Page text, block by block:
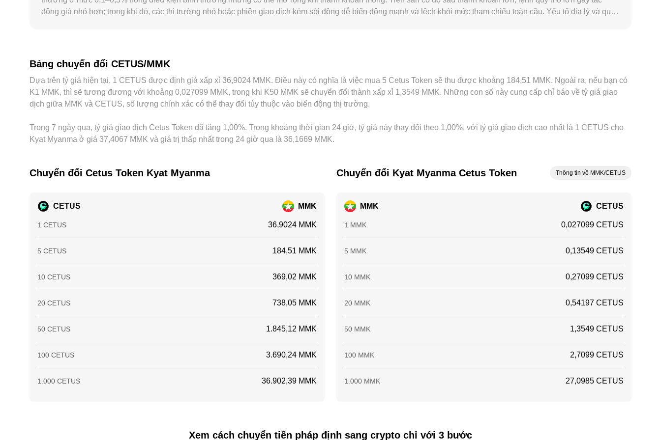
động giá nhỏ hơn; trong khi đó, các thị trường nhỏ hoặc phiên giao dịch kém sôi động dễ biến động mạnh và lệch khỏi mức tham chiếu toàn cầu. Yếu tố địa lý và quy
Hoạt động arbitrage giữa các sàn giúp kéo các mức giá hội tụ theo thời gian bằng cách mua nơi rẻ và bán nơi đắt, nhưng không phải lúc nào cũng tức thì do chi phí
giao dịch, độ trễ chuyển tài sản và rủi ro thị trường, nên chênh lệch ngắn hạn vẫn có thể tồn tại.
Bảng chuyển đổi CETUS/MMK
Dựa trên tỷ giá hiện tại, 1 CETUS được định giá xấp xỉ 36,9024 MMK. Điều này có nghĩa là việc mua 5 Cetus Token sẽ thu được khoảng 184,51 MMK. Ngoài ra, nếu bạn có
K1 MMK, thì sẽ tương đương với khoảng 0,027099 MMK, trong khi K50 MMK sẽ chuyển đổi thành xấp xỉ 1,3549 MMK. Những con số này cung cấp chỉ báo về tỷ giá giao
dịch giữa MMK và CETUS, số lượng chính xác có thể thay đổi tùy thuộc vào biến động thị trường.
Trong 7 ngày qua, tỷ giá giao dịch Cetus Token đã tăng 1,00%. Trong khoảng thời gian 24 giờ, tỷ giá này thay đổi theo 1,00%, với tỷ giá giao dịch cao nhất là 1 CETUS cho
Kyat Myanma ở giá 37,4067 MMK và giá trị thấp nhất trong 24 giờ qua là 36,1669 MMK.
Chuyển đổi Cetus Token Kyat Myanma
CETUS MMK
1 CETUS 36,9024 MMK
5 CETUS 184,51 MMK
10 CETUS 369,02 MMK
20 CETUS 738,05 MMK
50 CETUS 1.845,12 MMK
100 CETUS 3.690,24 MMK
1.000 CETUS 36.902,39 MMK
Chuyển đổi Kyat Myanma Cetus Token Thông tin về MMK/CETUS
MMK CETUS
1 MMK 0,027099 CETUS
5 MMK 0,13549 CETUS
10 MMK 0,27099 CETUS
20 MMK 0,54197 CETUS
50 MMK 1,3549 CETUS
100 MMK 2,7099 CETUS
1.000 MMK 27,0985 CETUS
Xem cách chuyển tiền pháp định sang crypto chỉ với 3 bước